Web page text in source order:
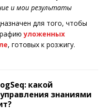
и мои результаты
для того, чтобы
уложенных
, готовых к розжигу.
какой
знаниями